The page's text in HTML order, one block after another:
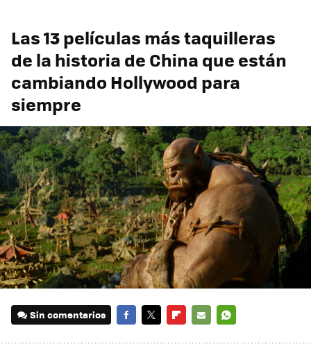
Las 13 películas más taquilleras
de la historia de China que están
cambiando Hollywood para
siempre
Sin comentarios